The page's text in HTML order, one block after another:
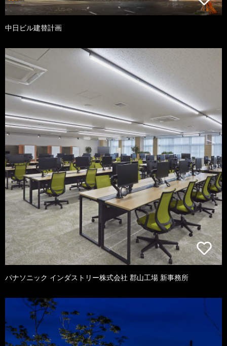
中日ビル建替計画
パナソニック インダストリー株式会社 郡山工場 新事務所